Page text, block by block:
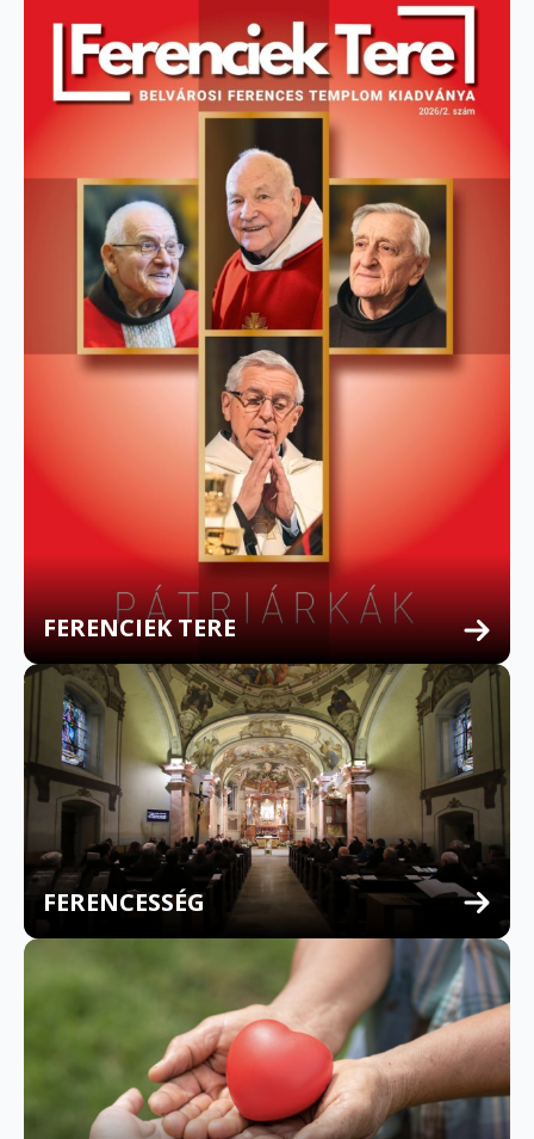
FERENCIEK TERE
FERENCESSÉG
MULTILINGUAL CONFESSION